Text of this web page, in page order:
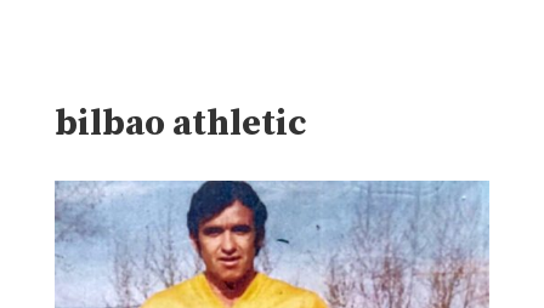
bilbao athletic